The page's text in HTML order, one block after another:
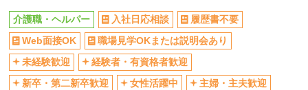
派遣社員
株式会社kotrio /●NG-H-1992406
個別ケア重視！高級シニア住宅で巡回やケア
など＊西尾駅/日払いOK
時給1500円〜2125円 ＜日払い有/週払い有/交
通費全支給(ガソリン代含む)＞
介護職・ヘルパー 入社日応相談
履歴書不要
Web面接OK
職場見学OKまたは説明会あり
未経験歓迎
経験者・有資格者歓迎
新卒・第二新卒歓迎
女性活躍中
主婦・主夫歓迎